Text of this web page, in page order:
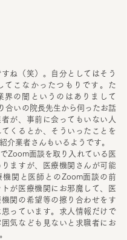
ね（笑）。自分としてはそう
てこなかったつもりです。た
界の闇というのはありまして
合いの院長先生から伺ったお話
が、事前に会ってもいない人
くるとか、そういったことを
介業者さんもいるようです。
Zoom面談を取り入れている医
ますが、医療機関さんが可能
機関と医師とのZoom面談の前
が医療機関にお邪魔して、医
関の希望等の擦り合わせをす
思っています。求人情報だけで
気なども見ないと求職者にお